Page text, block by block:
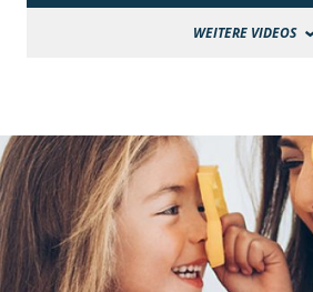
WEITERE VIDEOS